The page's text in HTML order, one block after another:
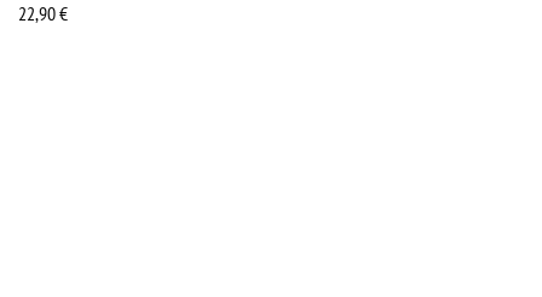
22,90€